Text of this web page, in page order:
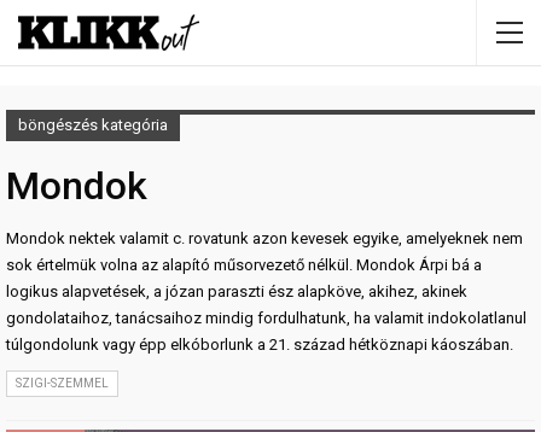
böngészés kategória
Mondok
Mondok nektek valamit c. rovatunk azon kevesek egyike, amelyeknek nem
sok értelmük volna az alapító műsorvezető nélkül. Mondok Árpi bá a
logikus alapvetések, a józan paraszti ész alapköve, akihez, akinek
gondolataihoz, tanácsaihoz mindig fordulhatunk, ha valamit indokolatlanul
túlgondolunk vagy épp elkóborlunk a 21. század hétköznapi káoszában.
SZIGI-SZEMMEL